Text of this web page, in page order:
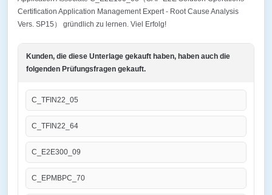
Certification Application Management Expert - Root Cause Analysis
Vers. SP15） gründlich zu lernen. Viel Erfolg!
Kunden, die diese Unterlage gekauft haben, haben auch die
folgenden Prüfungsfragen gekauft.
C_TFIN22_05
C_TFIN22_64
C_E2E300_09
C_EPMBPC_70